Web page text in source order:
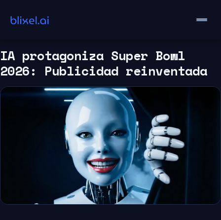
contenido
IA protagoniza Super Bowl
2026: Publicidad reinventada